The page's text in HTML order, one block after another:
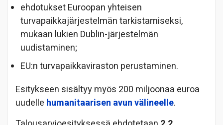
ehdotukset Euroopan yhteisen
turvapaikkajärjestelmän tarkistamiseksi,
mukaan lukien Dublin-järjestelmän
uudistaminen;
EU:n turvapaikkaviraston perustaminen.
Esitykseen sisältyy myös 200 miljoonaa euroa
uudelle humanitaarisen avun välineelle.